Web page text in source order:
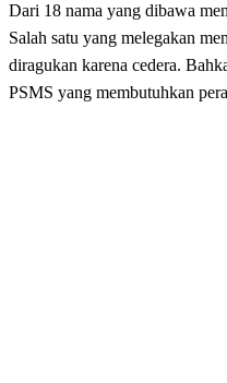
Dari 18 nama yang dibawa
Salah satu yang melegakan
diragukan karena cedera.
PSMS yang membutuhkan